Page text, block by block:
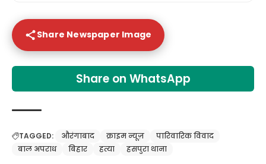
Share Newspaper Image
Share on WhatsApp
TAGGED: औरंगाबाद क्राइम न्यूज़
पारिवारिक विवाद
बाल अपराध
बिहार हत्या हसपुरा थाना